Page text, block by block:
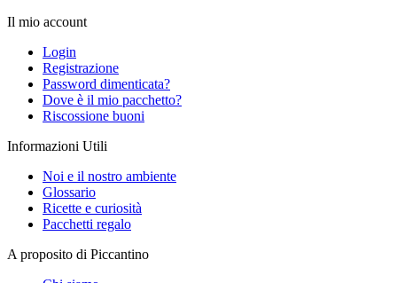
Il mio account
Login
Registrazione
Password dimenticata?
Dove è il mio pacchetto?
Riscossione buoni
Informazioni Utili
Noi e il nostro ambiente
Glossario
Ricette e curiosità
Pacchetti regalo
A proposito di Piccantino